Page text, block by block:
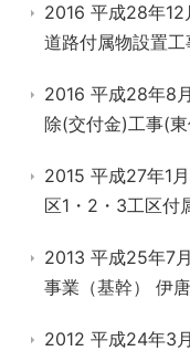
2016 平成28年12
道路付属物設置工
2016 平成28年8
除(交付金)工事(
2015 平成27年1
区1・2・3工区付
2013 平成25年7
事業（基幹） 伊
2012 平成24年3